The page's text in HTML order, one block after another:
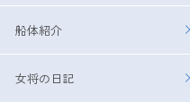
船体紹介
女将の日記